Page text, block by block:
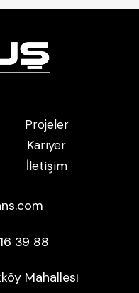
Projeler
Kariyer
İletişim
39 88
Mahallesi